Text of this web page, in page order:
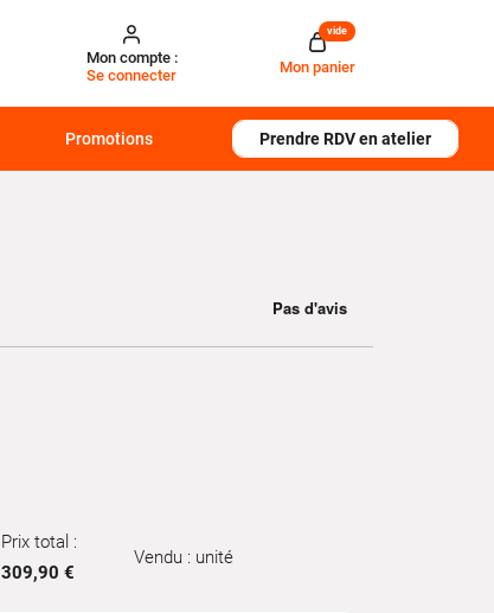
Mon compte :
Se connecter
Mon panier
vide
Promotions Prendre RDV en atelier
Prix total :
309,90 €
Vendu : unité